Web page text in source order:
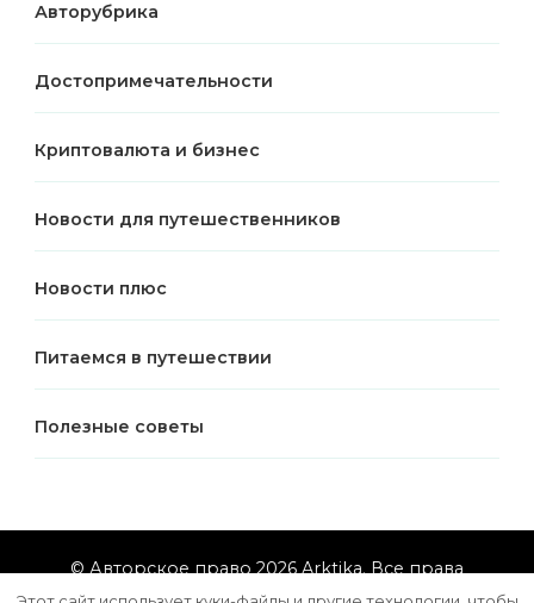
Авторубрика
Достопримечательности
Криптовалюта и бизнес
Новости для путешественников
Новости плюс
Питаемся в путешествии
Полезные советы
© Авторское право 2026Arktika. Все права
защищены.Vilva | РазработанаBlossom Themes.